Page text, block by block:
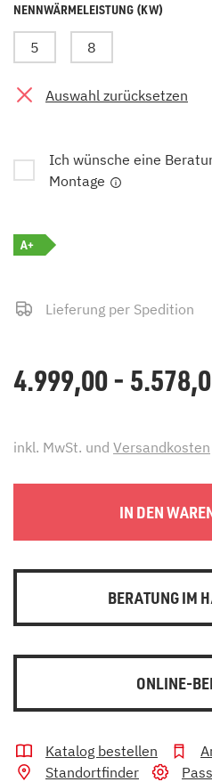
NENNWÄRMELEISTUNG (KW)
5 8
Auswahl zurücksetzen
Ich wünsche eine
Montage
A+
Lieferung per Spedition
4.999,00 -
inkl. MwSt. und Versandkosten
IN DEN
BERATUNG IM
ONLINE-
Katalog bestellen
Standortfinder